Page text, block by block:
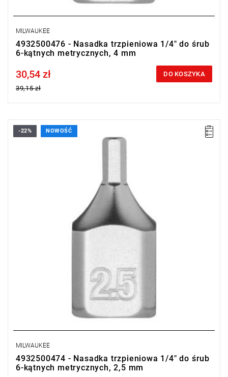
MILWAUKEE
4932500476 - Nasadka trzpieniowa 1/4" do śrub
6-kątnych metrycznych, 4 mm
Price tax included
30,54 zł
39,15 zł
DO KOSZYKA
-22% NOWOŚĆ
MILWAUKEE
4932500474 - Nasadka trzpieniowa 1/4" do śrub
6-kątnych metrycznych, 2,5 mm